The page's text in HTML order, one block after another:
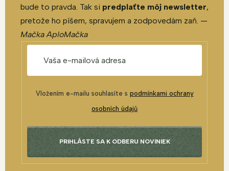
bude to pravda. Tak si predplaťte môj newsletter,
pretože ho píšem, spravujem a zodpovedám zaň. —
Mačka AploMačka
Vložením e-mailu souhlasíte s podmínkami ochrany
osobních údajů
PRIHLÁSTE SA K ODBERU NOVINIEK